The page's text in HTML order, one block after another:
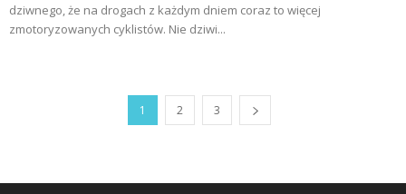
dziwnego, że na drogach z każdym dniem coraz to więcej
zmotoryzowanych cyklistów. Nie dziwi...
1 2 3